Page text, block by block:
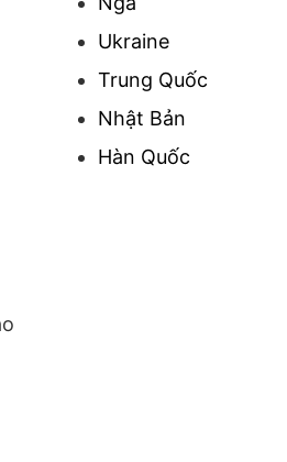
Ukraine
Trung Quốc
Nhật Bản
Hàn Quốc